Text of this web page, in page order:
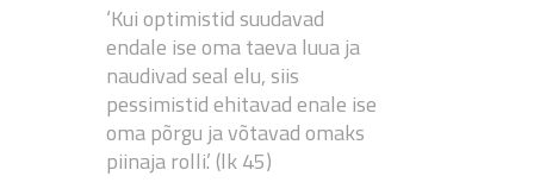
‘Kui optimistid suudavad
endale ise oma taeva luua ja
naudivad seal elu, siis
pessimistid ehitavad enale ise
oma põrgu ja võtavad omaks
piinaja rolli.’ (lk 45)